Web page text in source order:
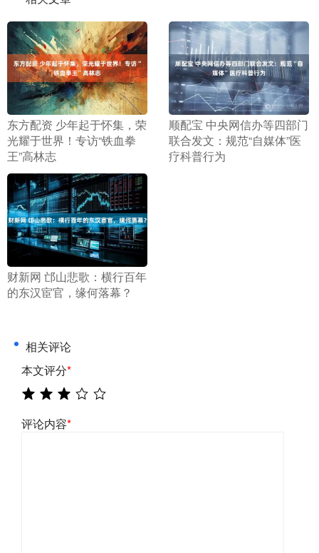
​东方配资 少年起于怀集，荣
光耀于世界！专访“铁血拳
王”高林志
​顺配宝 中央网信办等四部门
联合发文：规范“自媒体”医
疗科普行为
​财新网 邙山悲歌：横行百年
的东汉宦官，缘何落幕？
相关评论
本文评分*
评论内容*